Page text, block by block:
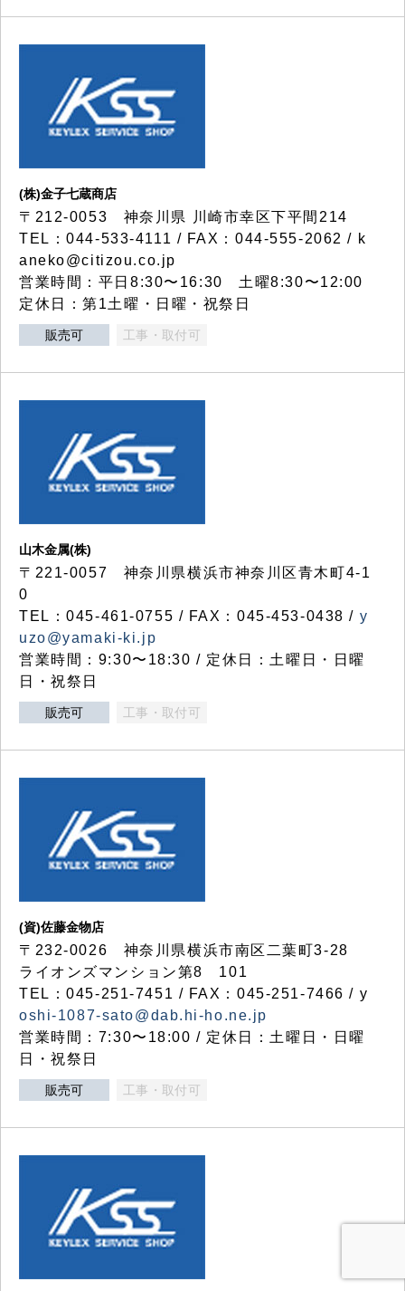
(株)金子七蔵商店
〒212-0053 神奈川県 川崎市幸区下平間214
TEL：044-533-4111 / FAX：044-555-2062 / k
aneko@citizou.co.jp
営業時間：平日8:30〜16:30 土曜8:30〜12:00
定休日：第1土曜・日曜・祝祭日
販売可 工事・取付可
山木金属(株)
〒221-0057 神奈川県横浜市神奈川区青木町4-1
0
TEL：045-461-0755 / FAX：045-453-0438 / y
uzo@yamaki-ki.jp
営業時間：9:30〜18:30 / 定休日：土曜日・日曜
日・祝祭日
販売可 工事・取付可
(資)佐藤金物店
〒232-0026 神奈川県横浜市南区二葉町3-28
ライオンズマンション第8 101
TEL：045-251-7451 / FAX：045-251-7466 / y
oshi-1087-sato@dab.hi-ho.ne.jp
営業時間：7:30〜18:00 / 定休日：土曜日・日曜
日・祝祭日
販売可 工事・取付可